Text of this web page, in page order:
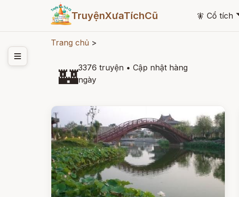
TruyệnXưaTíchCũ 🧚 Cổ tích
Trang chủ >
🏰3376 truyện • Cập nhật hàng
ngày